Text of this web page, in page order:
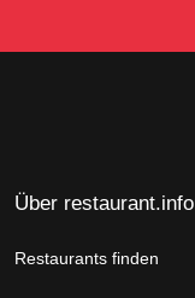
Über restaurant.info
Restaurants finden